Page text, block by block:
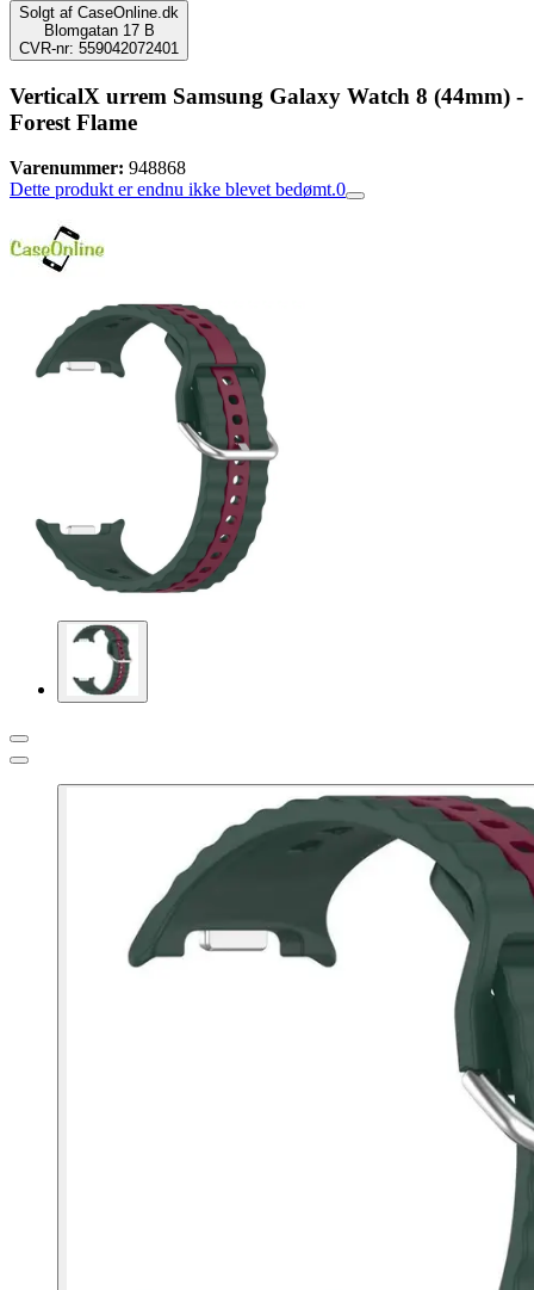
Solgt af CaseOnline.dk
Blomgatan 17 B
CVR-nr: 559042072401
VerticalX urrem Samsung Galaxy Watch 8 (44mm) -
Forest Flame
Varenummer: 948868
Dette produkt er endnu ikke blevet bedømt.0